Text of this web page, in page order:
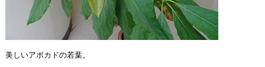
美しいアボカドの若葉。